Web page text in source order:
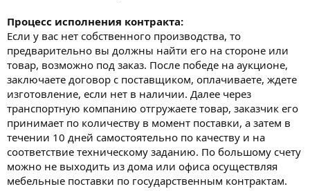
Процесс исполнения контракта:
Если у вас нет собственного производства, то
предварительно вы должны найти его на стороне или
товар, возможно под заказ. После победе на аукционе,
заключаете договор с поставщиком, оплачиваете, ждете
изготовление, если нет в наличии. Далее через
транспортную компанию отгружаете товар, заказчик его
принимает по количеству в момент поставки, а затем в
течении 10 дней самостоятельно по качеству и на
соответствие техническому заданию. По большому счету
можно не выходить из дома или офиса осуществляя
мебельные поставки по государственным контрактам.